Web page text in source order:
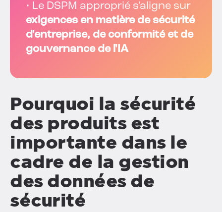
• Le DSPM approprié s'aligne sur
exigences en matière de sécurité
d'entreprise, de conformité et de
gouvernance de l'IA
Pourquoi la sécurité
des produits est
importante dans le
cadre de la gestion
des données de
sécurité